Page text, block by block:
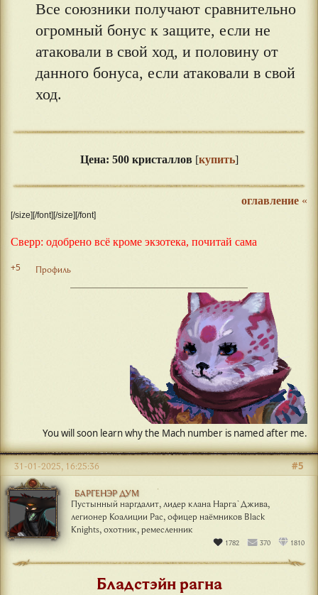
Все союзники получают сравнительно
огромный бонус к защите, если не
атаковали в свой ход, и половину от
данного бонуса, если атаковали в свой
ход.
Цена: 500 кристаллов [купить]
оглавление «
[/size][/font][/size][/font]
Сверр: одобрено всё кроме экзотека, почитай сама
+5 Профиль
БАРГЕНЭР ДУМ
Пустынный наргдалит, лидер клана Нарга`Джива,
легионер Коалиции Рас, офицер наёмников Black
Knights, охотник, ремесленник
1782 370 1810
#5
31-01-2025, 16:25:36
Бладстэйн рагна